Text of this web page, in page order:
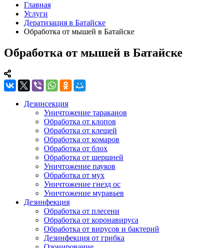
Главная
Услуги
Дератизация в Батайске
Обработка от мышей в Батайске
Обработка от мышей в Батайске
Дезинсекция
Уничтожение тараканов
Обработка от клопов
Обработка от клещей
Обработка от комаров
Обработка от блох
Обработка от шершней
Уничтожение пауков
Обработка от мух
Уничтожение гнезд ос
Уничтожение муравьев
Дезинфекция
Обработка от плесени
Обработка от коронавируса
Обработка от вирусов и бактерий
Дезинфекция от грибка